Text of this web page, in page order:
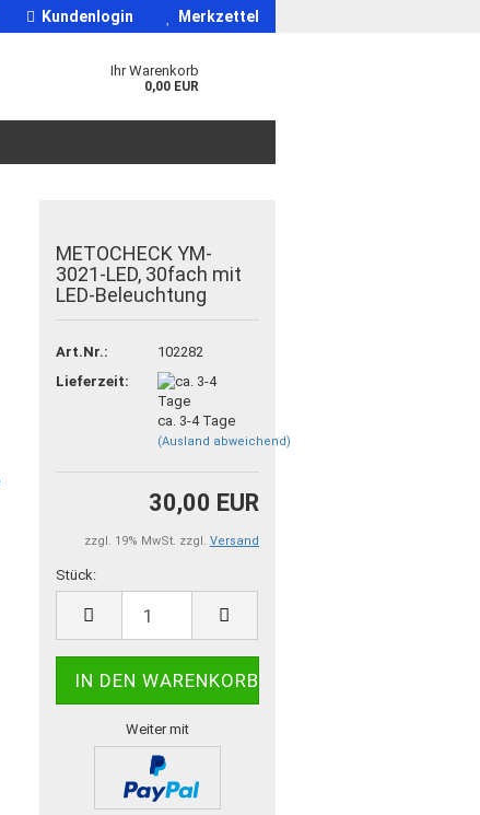
Kundenlogin Merkzettel
Ihr Warenkorb
0,00 EUR
METOCHECK YM-
3021-LED, 30fach mit
LED-Beleuchtung
Art.Nr.:
102282
Lieferzeit:
ca. 3-4 Tage
(Ausland abweichend)
30,00 EUR
zzgl. 19% MwSt. zzgl. Versand
Stück:
Stück
Weiter mit